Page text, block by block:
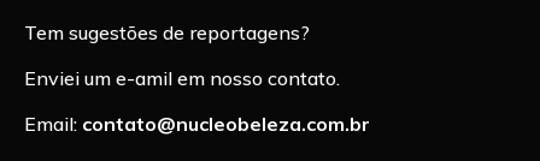
Tem sugestões de reportagens?
Enviei um e-amil em nosso contato.
Email: contato@nucleobeleza.com.br